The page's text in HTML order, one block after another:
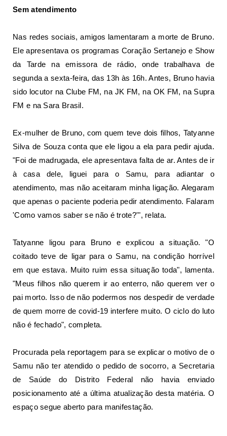
Sem atendimento
Nas redes sociais, amigos lamentaram a morte de Bruno.
Ele apresentava os programas Coração Sertanejo e Show
da Tarde na emissora de rádio, onde trabalhava de
segunda a sexta-feira, das 13h às 16h. Antes, Bruno havia
sido locutor na Clube FM, na JK FM, na OK FM, na Supra
FM e na Sara Brasil.
Ex-mulher de Bruno, com quem teve dois filhos, Tatyanne
Silva de Souza conta que ele ligou a ela para pedir ajuda.
"Foi de madrugada, ele apresentava falta de ar. Antes de ir
à casa dele, liguei para o Samu, para adiantar o
atendimento, mas não aceitaram minha ligação. Alegaram
que apenas o paciente poderia pedir atendimento. Falaram
'Como vamos saber se não é trote?'", relata.
Tatyanne ligou para Bruno e explicou a situação. "O
coitado teve de ligar para o Samu, na condição horrível
em que estava. Muito ruim essa situação toda", lamenta.
"Meus filhos não querem ir ao enterro, não querem ver o
pai morto. Isso de não podermos nos despedir de verdade
de quem morre de covid-19 interfere muito. O ciclo do luto
não é fechado", completa.
Procurada pela reportagem para se explicar o motivo de o
Samu não ter atendido o pedido de socorro, a Secretaria
de Saúde do Distrito Federal não havia enviado
posicionamento até a última atualização desta matéria. O
espaço segue aberto para manifestação.